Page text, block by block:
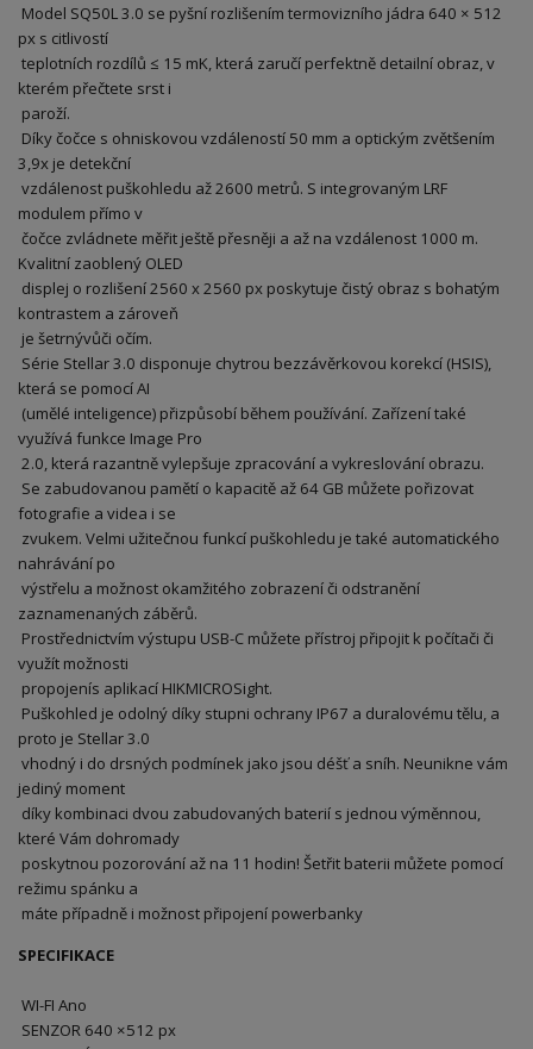
Model SQ50L 3.0 se pyšní rozlišením termovizního jádra 640 × 512
px s citlivostí
teplotních rozdílů ≤ 15 mK, která zaručí perfektně detailní obraz, v
kterém přečtete srst i
paroží.
Díky čočce s ohniskovou vzdáleností 50 mm a optickým zvětšením
3,9x je detekční
vzdálenost puškohledu až 2600 metrů. S integrovaným LRF
modulem přímo v
čočce zvládnete měřit ještě přesněji a až na vzdálenost 1000 m.
Kvalitní zaoblený OLED
displej o rozlišení 2560 x 2560 px poskytuje čistý obraz s bohatým
kontrastem a zároveň
je šetrnývůči očím.
Série Stellar 3.0 disponuje chytrou bezzávěrkovou korekcí (HSIS),
která se pomocí AI
(umělé inteligence) přizpůsobí během používání. Zařízení také
využívá funkce Image Pro
2.0, která razantně vylepšuje zpracování a vykreslování obrazu.
Se zabudovanou pamětí o kapacitě až 64 GB můžete pořizovat
fotografie a videa i se
zvukem. Velmi užitečnou funkcí puškohledu je také automatického
nahrávání po
výstřelu a možnost okamžitého zobrazení či odstranění
zaznamenaných záběrů.
Prostřednictvím výstupu USB-C můžete přístroj připojit k počítači či
využít možnosti
propojenís aplikací HIKMICROSight.
Puškohled je odolný díky stupni ochrany IP67 a duralovému tělu, a
proto je Stellar 3.0
vhodný i do drsných podmínek jako jsou déšť a sníh. Neunikne vám
jediný moment
díky kombinaci dvou zabudovaných baterií s jednou výměnnou,
které Vám dohromady
poskytnou pozorování až na 11 hodin! Šetřit baterii můžete pomocí
režimu spánku a
máte případně i možnost připojení powerbanky
SPECIFIKACE
WI-FI Ano
SENZOR 640 ×512 px